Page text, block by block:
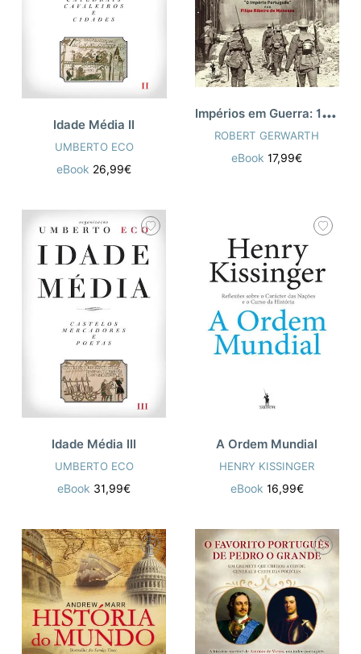
Idade Média II
UMBERTO ECO
eBook 26,99€
I
mpérios em Guerra: 1911-1923
ROBERT GERWARTH
eBook17,99€
Idade Média III
UMBERTO ECO
eBook 31,99€
A Ordem Mundial
HENRY KISSINGER
eBook 16,99€